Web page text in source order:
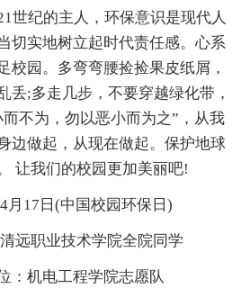
纪的主人，环保意识是现代人
切实地树立起时代责任感。心系
校园。多弯弯腰捡捡果皮纸屑，
丢;多走几步，不要穿越绿化带，
不为，勿以恶小而为之”，从我
边做起，从现在做起。保护地球
让我们的校园更加美丽吧!
17日(中国校园环保日)
职业技术学院全院同学
机电工程学院志愿队